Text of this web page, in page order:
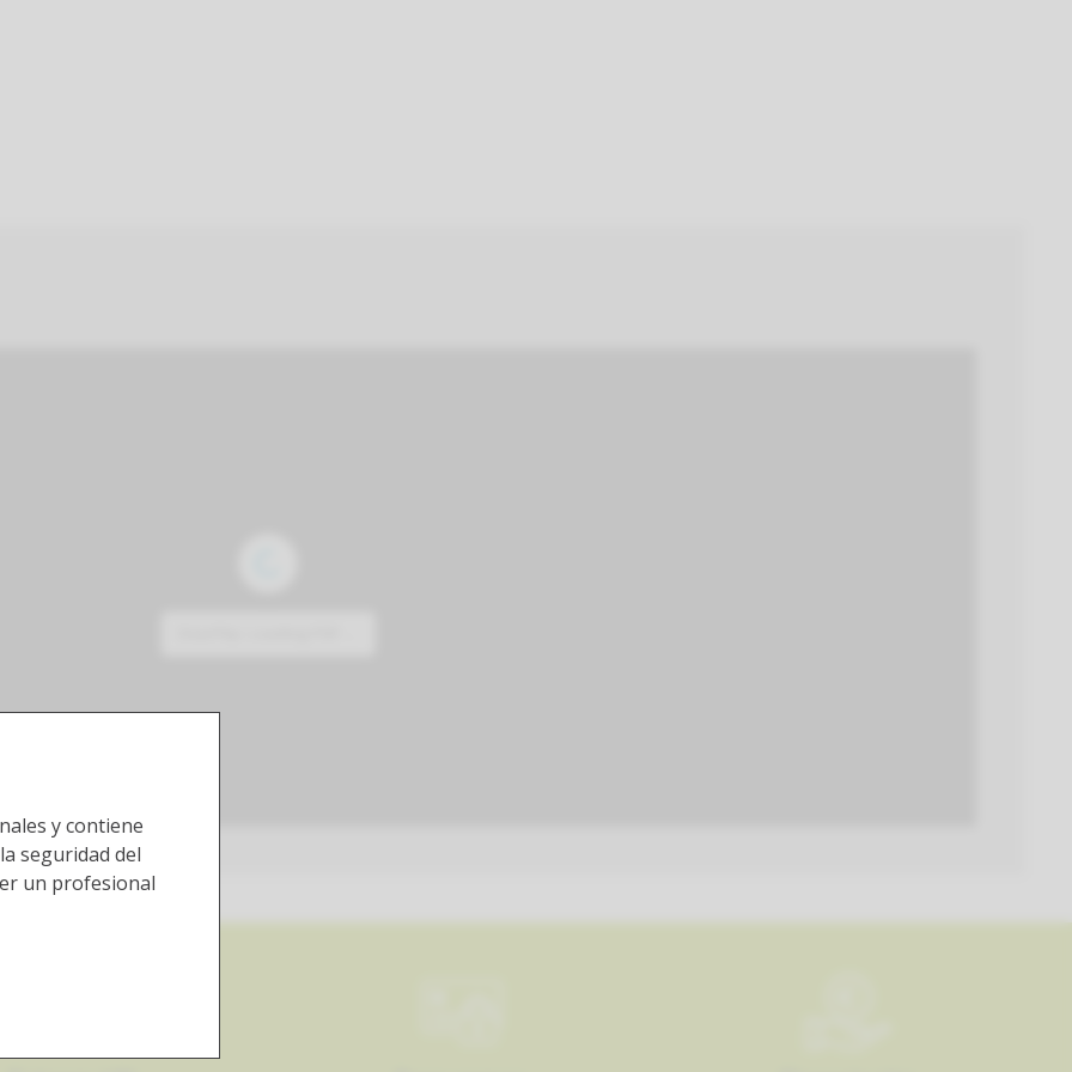
y contiene
seguridad del
un profesional